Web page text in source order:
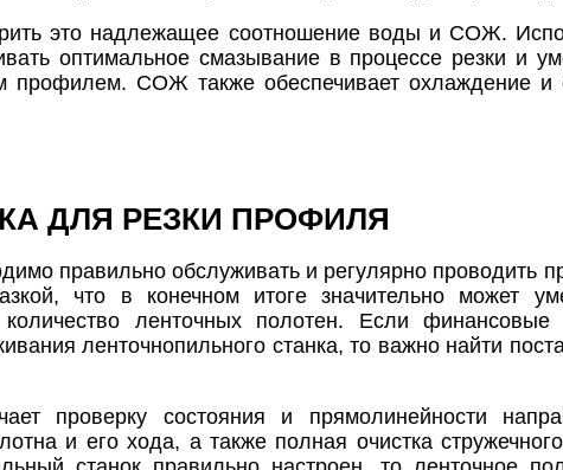
это надлежащее соотношение воды и СОЖ.
оптимальное смазывание в процессе резки и
профилем. СОЖ также обеспечивает охлаждение
ДЛЯ РЕЗКИ ПРОФИЛЯ
правильно обслуживать и регулярно проводить
что в конечном итоге значительно может
количество ленточных полотен. Если
ленточнопильного станка, то важно найти
проверку состояния и прямолинейности
и его хода, а также полная очистка